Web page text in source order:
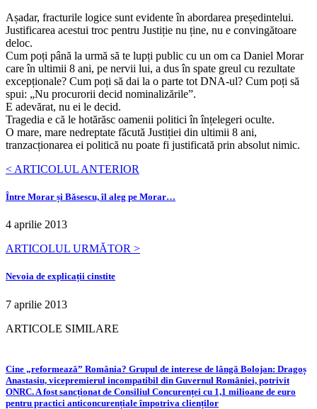
Așadar, fracturile logice sunt evidente în abordarea președintelui.
Justificarea acestui troc pentru Justiție nu ține, nu e convingătoare
deloc.
Cum poți până la urmă să te lupți public cu un om ca Daniel Morar
care în ultimii 8 ani, pe nervii lui, a dus în spate greul cu rezultate
excepționale? Cum poți să dai la o parte tot DNA-ul? Cum poți să
spui: „Nu procurorii decid nominalizările”.
E adevărat, nu ei le decid.
Tragedia e că le hotărăsc oamenii politici în înțelegeri oculte.
O mare, mare nedreptate făcută Justiției din ultimii 8 ani,
tranzacționarea ei politică nu poate fi justificată prin absolut nimic.
< ARTICOLUL ANTERIOR
Între Morar și Băsescu, îl aleg pe Morar…
4 aprilie 2013
ARTICOLUL URMĂTOR >
Nevoia de explicații cinstite
7 aprilie 2013
ARTICOLE SIMILARE
Cine „reformează” România? Grupul de interese de lângă Bolojan: Dragoș
Anastasiu, vicepremierul incompatibil din Guvernul României, potrivit
ONRC. A fost sancționat de Consiliul Concurenței cu 1,1 milioane de euro
pentru practici anticoncurențiale împotriva clienților